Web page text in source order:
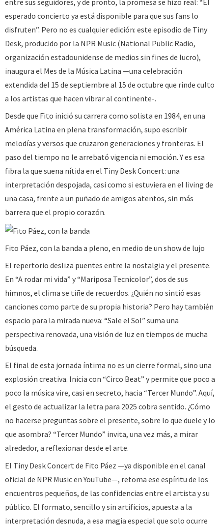
entre sus seguidores, y de pronto, la promesa se hizo real: “El
esperado concierto ya está disponible para que sus fans lo
disfruten”. Pero no es cualquier edición: este episodio de Tiny
Desk, producido por la NPR Music (National Public Radio,
organización estadounidense de medios sin fines de lucro),
inaugura el Mes de la Música Latina —una celebración
extendida del 15 de septiembre al 15 de octubre que rinde culto
a los artistas que hacen vibrar al continente-.
Desde que Fito inició su carrera como solista en 1984, en una
América Latina en plena transformación, supo escribir
melodías y versos que cruzaron generaciones y fronteras. El
paso del tiempo no le arrebató vigencia ni emoción. Y es esa
fibra la que suena nítida en el Tiny Desk Concert: una
interpretación despojada, casi como si estuviera en el living de
una casa, frente a un puñado de amigos atentos, sin más
barrera que el propio corazón.
Fito Páez, con la banda a pleno, en medio de un show de lujo
El repertorio desliza puentes entre la nostalgia y el presente.
En “A rodar mi vida” y “Mariposa Tecnicolor”, dos de sus
himnos, el clima se tiñe de recuerdos. ¿Quién no sintió esas
canciones como parte de su propia historia? Pero hay también
espacio para la mirada nueva: “Sale el Sol” suma una
perspectiva renovada, una visión de luz en tiempos de mucha
búsqueda.
El final de esta jornada íntima no es un cierre formal, sino una
explosión creativa. Inicia con “Circo Beat” y permite que poco a
poco la música vire, casi en secreto, hacia “Tercer Mundo”. Aquí,
el gesto de actualizar la letra para 2025 cobra sentido. ¿Cómo
no hacerse preguntas sobre el presente, sobre lo que duele y lo
que asombra? “Tercer Mundo” invita, una vez más, a mirar
alrededor, a reflexionar desde el arte.
El Tiny Desk Concert de Fito Páez —ya disponible en el canal
oficial de NPR Music en YouTube—, retoma ese espíritu de los
encuentros pequeños, de las confidencias entre el artista y su
público. El formato, sencillo y sin artificios, apuesta a la
interpretación desnuda, a esa magia especial que solo ocurre